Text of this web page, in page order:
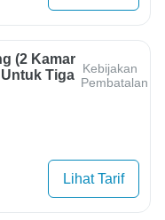
(2 Kamar
Tiga
Kebijakan
Pembatalan
Lihat Tarif